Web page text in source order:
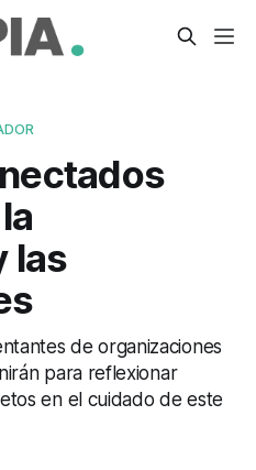
las
de organizaciones
para reflexionar
en el cuidado de este